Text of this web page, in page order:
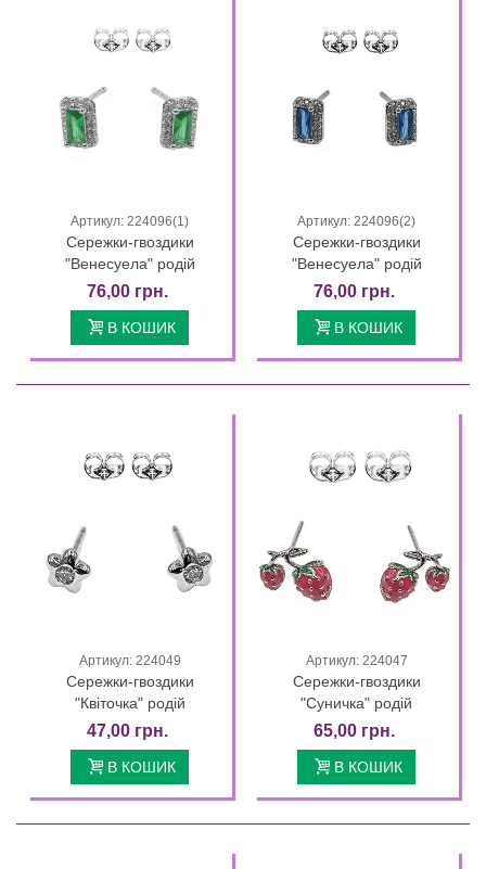
Артикул: 224096(1)
Сережки-гвоздики
"Венесуела" родій
76,00 грн.
В КОШИК
Артикул: 224096(2)
Сережки-гвоздики
"Венесуела" родій
76,00 грн.
В КОШИК
Артикул: 224049
Сережки-гвоздики
"Квіточка" родій
47,00 грн.
В КОШИК
Артикул: 224047
Сережки-гвоздики
"Суничка" родій
65,00 грн.
В КОШИК